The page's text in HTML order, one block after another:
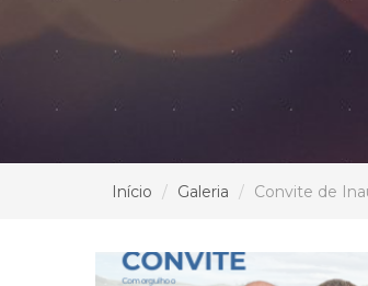
Início Galeria Convite de